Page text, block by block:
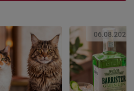
06.08.2026